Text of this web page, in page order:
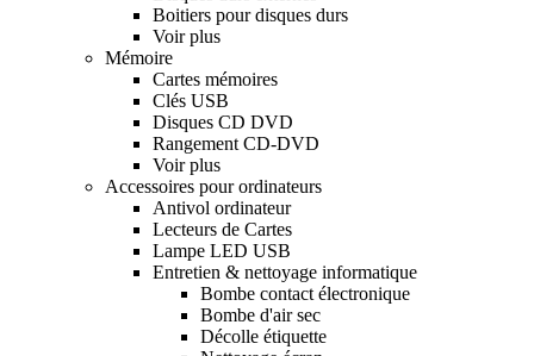
Boitiers pour disques durs
Voir plus
Mémoire
Cartes mémoires
Clés USB
Disques CD DVD
Rangement CD-DVD
Voir plus
Accessoires pour ordinateurs
Antivol ordinateur
Lecteurs de Cartes
Lampe LED USB
Entretien & nettoyage informatique
Bombe contact électronique
Bombe d'air sec
Décolle étiquette